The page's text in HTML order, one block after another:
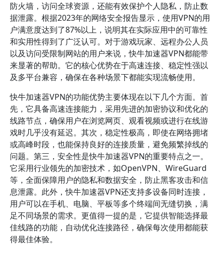
防火墙，访问全球资源，还能有效保护个人隐私，防止数
据泄露。根据2023年的网络安全报告显示，使用VPN的用
户满意度达到了87%以上，说明其在实际应用中的可靠性
和实用性得到了广泛认可。对于游戏玩家、远程办公人员
以及访问受限制网站的用户来说，快牛加速器VPN都能带
来显著的帮助。它的核心优势在于高速连接、稳定性强以
及多平台兼容，确保在各种场景下都能实现流畅使用。
快牛加速器VPN的功能优势主要体现在以下几个方面。首
先，它具备高速连接能力，采用先进的加密协议和优化的
线路节点，确保用户在浏览网页、观看视频或进行在线游
戏时几乎没有延迟。其次，稳定性极高，即使在网络拥堵
或高峰时段，也能保持良好的连接质量，避免频繁掉线的
问题。第三，安全性是快牛加速器VPN的重要特点之一。
它采用行业领先的加密技术，如OpenVPN、WireGuard
等，全面保障用户的隐私和数据安全，防止黑客攻击和信
息泄露。此外，快牛加速器VPN还支持多设备同时连接，
用户可以在手机、电脑、平板等多个终端间无缝切换，满
足不同场景的需求。更值得一提的是，它提供智能选择最
佳线路的功能，自动优化连接路径，确保每次使用都能获
得最佳体验。